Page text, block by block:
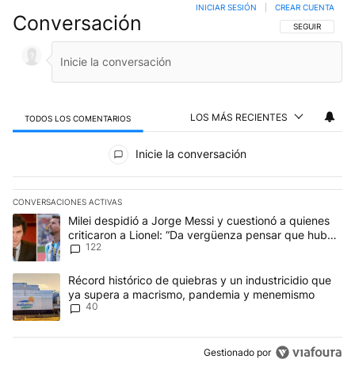
Conversación SIGA ESTA
SEGUIR
INICIAR SESIÓN CREAR CUENTA
TODOS LOS COMENTARIOS LOS MÁS RECIENTES
Inicie la conversación
CONVERSACIONES ACTIVAS
Este listado muestra los artículos con más comentarios en los
Un artículo de tendencia con el título "Milei despidió a Jorge
Milei despidió a Jorge Messi y cuestionó a quienes
criticaron a Lionel: “Da vergüenza pensar que hubo
anti-Messi”
122
Un artículo de tendencia con el título "Récord histórico de
Récord histórico de quiebras y un industricidio que
ya supera a macrismo, pandemia y menemismo
40
Gestionado por